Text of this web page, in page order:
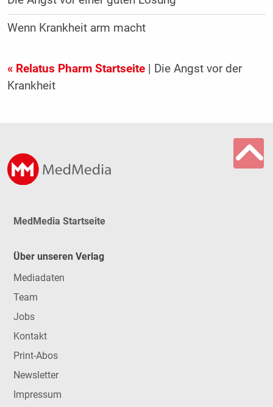
Wenn Krankheit arm macht
« Relatus Pharm Startseite| Die Angst vor der
Krankheit
MedMedia Startseite
Über unseren Verlag
Mediadaten
Team
Jobs
Kontakt
Print-Abos
Newsletter
Impressum